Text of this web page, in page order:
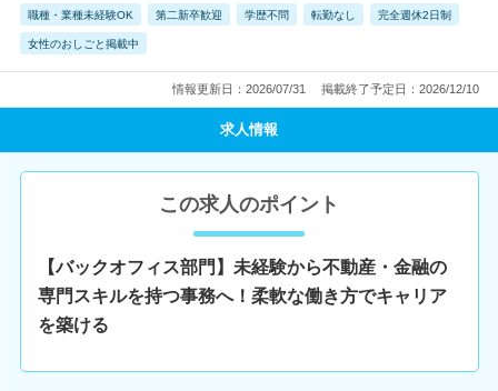
職種・業種未経験OK 第二新卒歓迎 学歴不問 転勤なし 完全週休2日制
女性のおしごと掲載中
情報更新日：2026/07/31 掲載終了予定日：2026/12/10
求人情報
この求人のポイント
【バックオフィス部門】未経験から不動産・金融の
専門スキルを持つ事務へ！柔軟な働き方でキャリア
を築ける